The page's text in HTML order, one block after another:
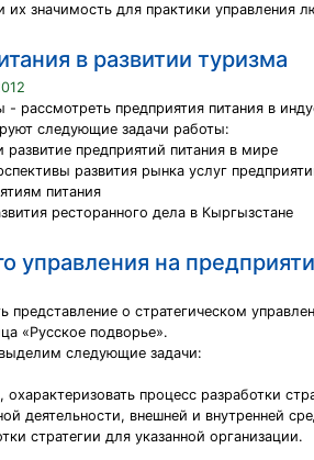
значимость для практики управления
в развитии туризма
рассмотреть предприятия питания в
следующие задачи работы:
развитие предприятий питания в мире
развития рынка услуг
питания
ресторанного дела в Кыргызстане
управления на
о стратегическом
«Русское подворье».
следующие задачи:
процесс разработки
деятельности, внешней и внутренней
стратегии для указанной организации.